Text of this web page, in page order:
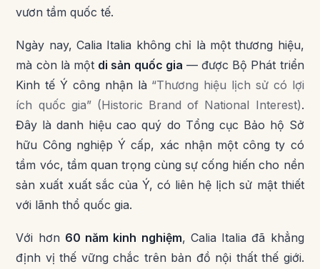
vươn tầm quốc tế.
Ngày nay, Calia Italia không chỉ là một thương hiệu,
mà còn là một di sản quốc gia — được Bộ Phát triển
Kinh tế Ý công nhận là “Thương hiệu lịch sử có lợi
ích quốc gia” (Historic Brand of National Interest).
Đây là danh hiệu cao quý do Tổng cục Bảo hộ Sở
hữu Công nghiệp Ý cấp, xác nhận một công ty có
tầm vóc, tầm quan trọng cùng sự cống hiến cho nền
sản xuất xuất sắc của Ý, có liên hệ lịch sử mật thiết
với lãnh thổ quốc gia.
Với hơn 60 năm kinh nghiệm, Calia Italia đã khẳng
định vị thế vững chắc trên bản đồ nội thất thế giới.